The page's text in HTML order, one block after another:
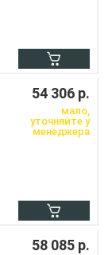
54 306 р.
мало,
уточняйте у
менеджера
58 085 р.